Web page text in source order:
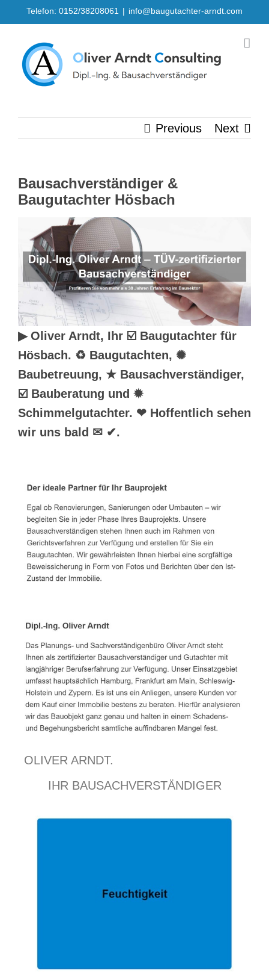
to
content
Telefon: 0152/38208061 | info@baugutachter-arndt.com
Previous Next
Bausachverständiger &
Baugutachter Hösbach
▶︎ Oliver Arndt, Ihr ☑️ Baugutachter für
Hösbach. ♻ Baugutachten, ✺
Baubetreuung, ★ Bausachverständiger,
☑️ Bauberatung und ✹
Schimmelgutachter. ❤ Hoffentlich sehen
wir uns bald ✉ ✔.
OLIVER ARNDT.
IHR BAUSACHVERSTÄNDIGER